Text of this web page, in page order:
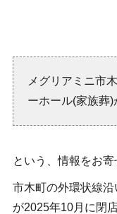
メグリアミニ市
ーホール(家族葬)
という、情報をお寄
市木町の外環状線沿
が2025年10月に閉